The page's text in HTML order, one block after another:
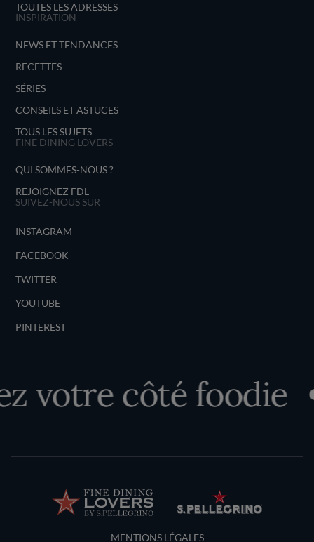
TOUTES LES ADRESSES
INSPIRATION
NEWS ET TENDANCES
RECETTES
SÉRIES
CONSEILS ET ASTUCES
TOUS LES SUJETS
FINE DINING LOVERS
QUI SOMMES-NOUS ?
REJOIGNEZ FDL
SUIVEZ-NOUS SUR
INSTAGRAM
FACEBOOK
TWITTER
YOUTUBE
PINTEREST
votre côté foodie
Terms and Conditions
MENTIONS LÉGALES